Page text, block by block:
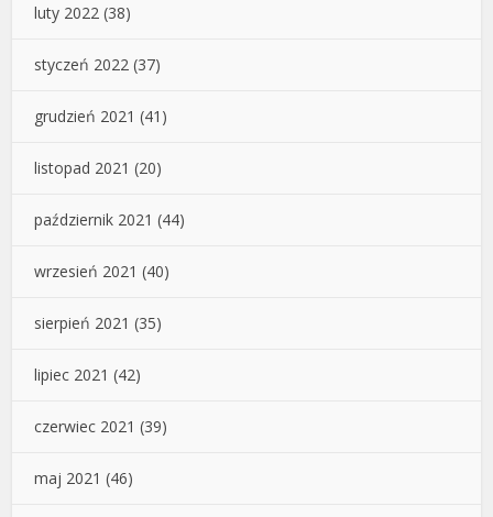
luty 2022 (38)
styczeń 2022 (37)
grudzień 2021 (41)
listopad 2021 (20)
październik 2021 (44)
wrzesień 2021 (40)
sierpień 2021 (35)
lipiec 2021 (42)
czerwiec 2021 (39)
maj 2021 (46)